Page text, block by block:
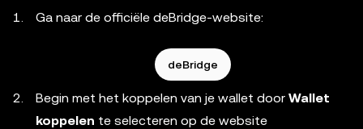
Ga naar de officiële deBridge-website:
deBridge
Begin met het koppelen van je wallet door Wallet
koppelen te selecteren op de website